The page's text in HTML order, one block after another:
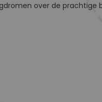
over de prachtige